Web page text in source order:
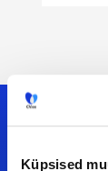
Küpsised